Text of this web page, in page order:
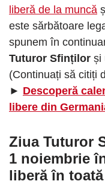
liberă de la muncă
este sărbătoare
spunem în
Tuturor Sfinților și
(Continuați să citiți
► Descoperă
libere din
Ziua Tuturor
1 noiembrie
liberă în